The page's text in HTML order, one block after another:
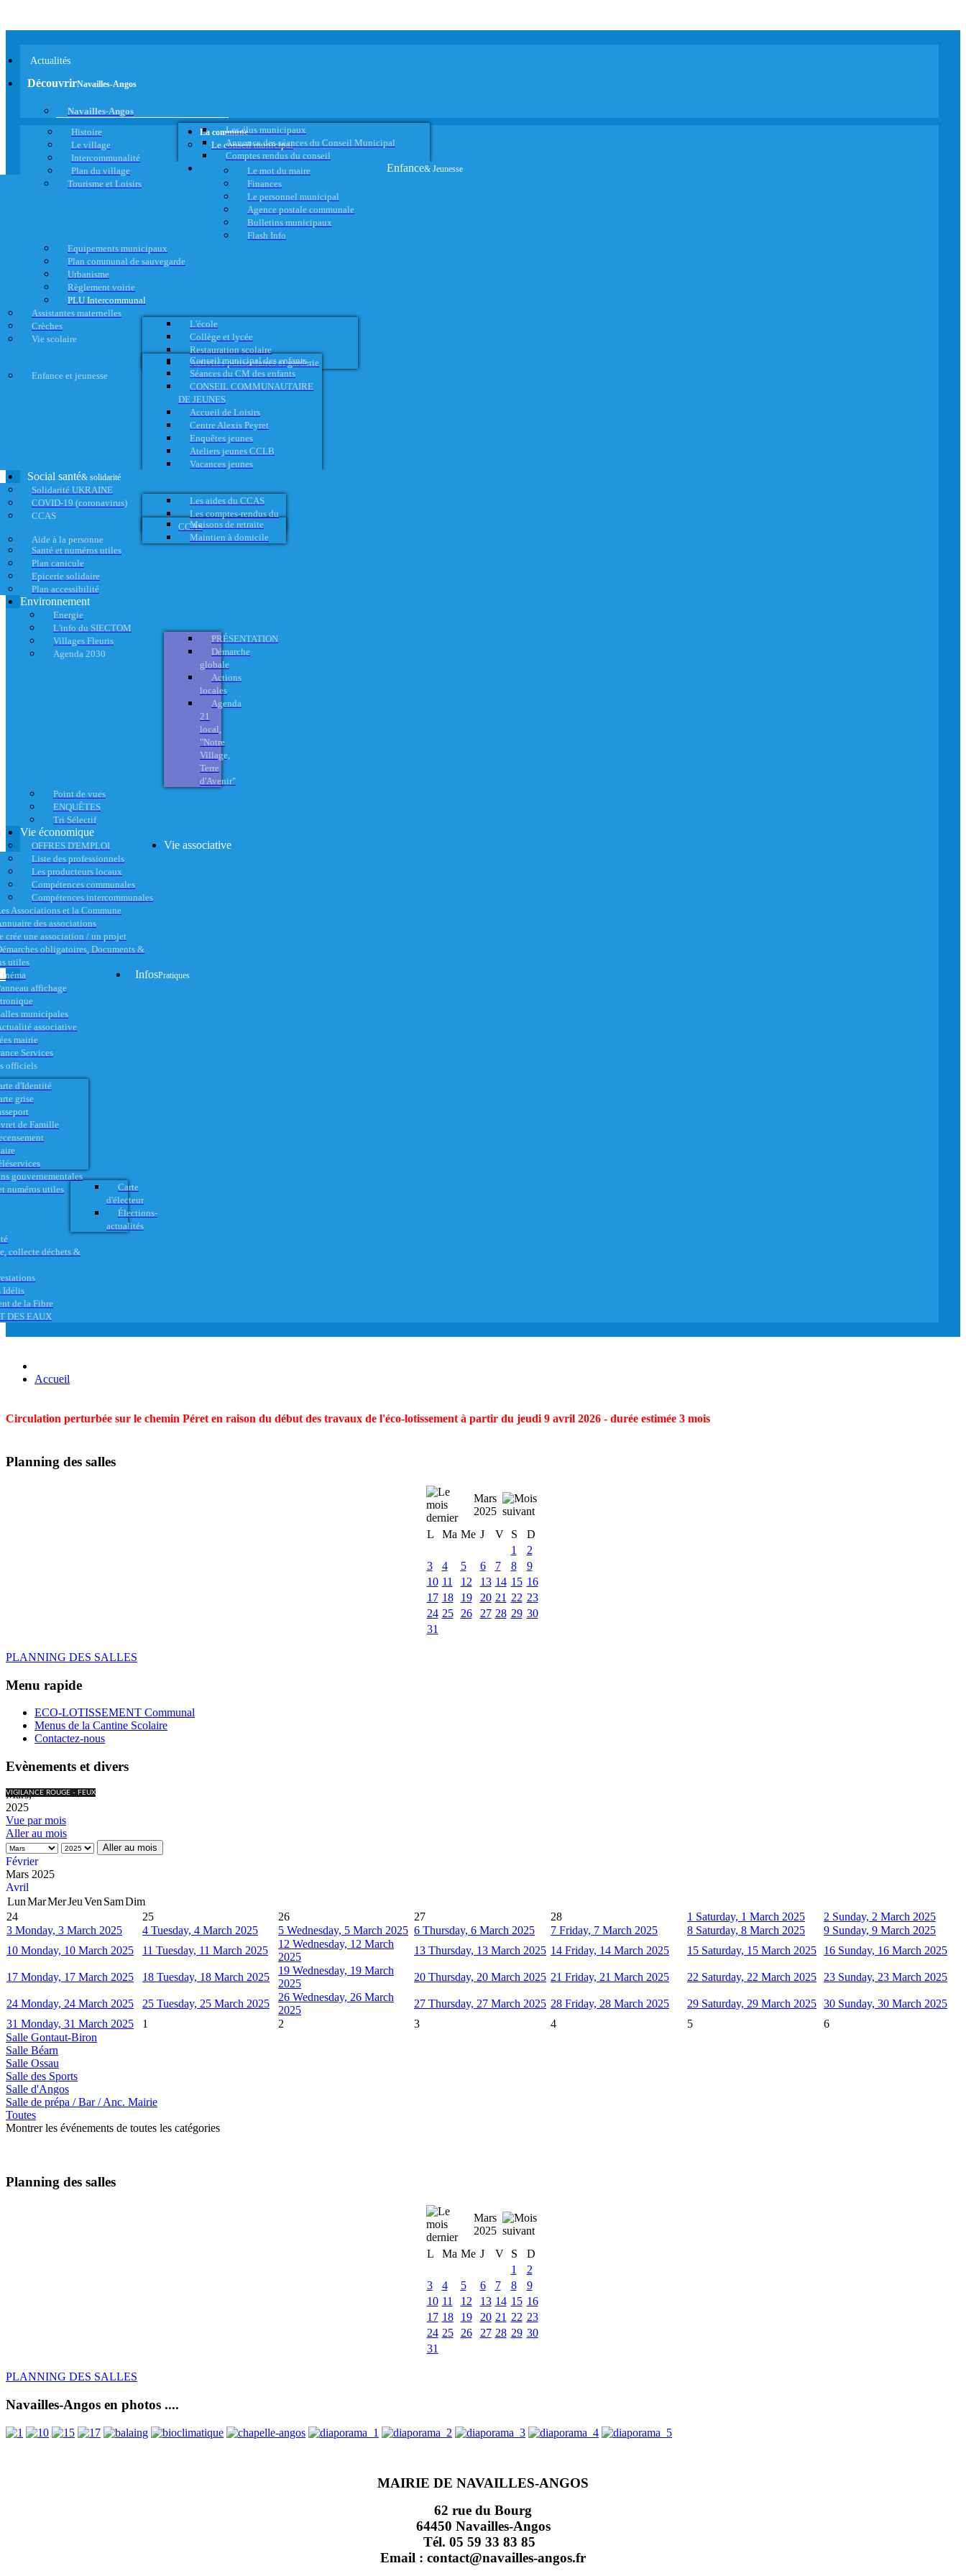
Actualités
DécouvrirNavailles-Angos
Navailles-Angos
Histoire
Le village
Intercommunalité
Plan du village
Tourisme et Loisirs
La commune
Le conseil municipal
Les élus municipaux
Annonce des séances du Conseil Municipal
Comptes rendus du conseil
Le mot du maire
Finances
Le personnel municipal
Agence postale communale
Bulletins municipaux
Flash Info
Equipements municipaux
Plan communal de sauvegarde
Urbanisme
Règlement voirie
PLU Intercommunal
Enfance& Jeunesse
Assistantes maternelles
Crèches
Vie scolaire
L'école
Collège et lycée
Restauration scolaire
Activités périscolaires et garderie
Enfance et jeunesse
Conseil municipal des enfants
Séances du CM des enfants
CONSEIL COMMUNAUTAIRE
DE JEUNES
Accueil de Loisirs
Centre Alexis Peyret
Enquêtes jeunes
Ateliers jeunes CCLB
Vacances jeunes
Social santé& solidarité
Solidarité UKRAINE
COVID-19 (coronavirus)
CCAS
Les aides du CCAS
Les comptes-rendus du
CCAS
Aide à la personne
Maisons de retraite
Maintien à domicile
Santé et numéros utiles
Plan canicule
Epicerie solidaire
Plan accessibilité
Environnement
Energie
L'info du SIECTOM
Villages Fleuris
Agenda 2030
PRÉSENTATION
Démarche
globale
Actions
locales
Agenda
21
local,
"Notre
Village,
Terre
d'Avenir"
Point de vues
ENQUÊTES
Tri Sélectif
Vie économique
OFFRES D'EMPLOI
Liste des professionnels
Les producteurs locaux
Compétences communales
Compétences intercommunales
Vie associative
Associations et la Commune
des associations
crée une association / un projet
obligatoires, Documents &
utiles
affichage
municipales
associative
InfosPratiques
mairie
Services
officiels
d'Identité
grise
de Famille
gouvernementales
numéros utiles
Carte
d'électeur
Élections-
actualités
collecte déchets &
Idélis
de la Fibre
DES EAUX
Accueil
Circulation perturbée sur le chemin Péret en raison du début des travaux de l'éco-lotissement à partir du jeudi 9 avril 2026 - durée estimée 3 mois
Planning des salles
Mars
2025
L
Ma Me J V S
D
1
2
3
4 5 6 7 8
9
10 11 12 13 14 15 16
17 18 19 20 21 22 23
24 25 26 27 28 29 30
31
PLANNING DES SALLES
Menu rapide
ECO-LOTISSEMENT Communal
Menus de la Cantine Scolaire
Contactez-nous
Evènements et divers
VIGILANCE ROUGE - FEUX
Mars,
2025
Vue par mois
Aller au mois
Aller au mois
Février
Mars 2025
Avril
LunMarMerJeuVen SamDim
24
25 26 27 28 1 Saturday, 1 March 2025 2 Sunday, 2 March 2025
3 Monday, 3 March 2025 4 Tuesday, 4 March 2025 5 Wednesday, 5 March 2025 6 Thursday, 6 March 2025 7 Friday, 7 March 2025 8 Saturday, 8 March 2025 9 Sunday, 9 March 2025
10 Monday, 10 March 2025 11 Tuesday, 11 March 2025
12 Wednesday, 12 March
2025
13 Thursday, 13 March 2025 14 Friday, 14 March 2025 15 Saturday, 15 March 2025 16 Sunday, 16 March 2025
17 Monday, 17 March 2025 18 Tuesday, 18 March 2025
19 Wednesday, 19 March
2025
20 Thursday, 20 March 2025 21 Friday, 21 March 2025 22 Saturday, 22 March 2025 23 Sunday, 23 March 2025
24 Monday, 24 March 2025 25 Tuesday, 25 March 2025
26 Wednesday, 26 March
2025
27 Thursday, 27 March 2025 28 Friday, 28 March 2025 29 Saturday, 29 March 2025 30 Sunday, 30 March 2025
31 Monday, 31 March 2025 1 2 3 4 5
6
Salle Gontaut-Biron
Salle Béarn
Salle Ossau
Salle des Sports
Salle d'Angos
Salle de prépa / Bar / Anc. Mairie
Toutes
Montrer les événements de toutes les catégories
Planning des salles
Mars
2025
L
Ma Me J V S
D
1
2
3
4 5 6 7 8
9
10 11 12 13 14 15 16
17 18 19 20 21 22 23
24 25 26 27 28 29 30
31
PLANNING DES SALLES
Navailles-Angos en photos ....
MAIRIE DE NAVAILLES-ANGOS
62 rue du Bourg
64450 Navailles-Angos
Tél. 05 59 33 83 85
Email : contact@navailles-angos.fr